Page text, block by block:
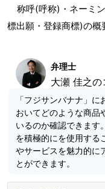
称呼(呼称)・ネーミ
標出願・登録商標)の概
弁理士
大瀬 佳之の
「フジサンバナナ」
おいてどのような商品
いるのか確認できます
を積極的にを使用する
やサービスを魅力的に
とができます。